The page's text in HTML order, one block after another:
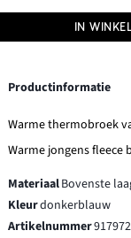
IN
Productinformatie
Warme thermobroek
Warme jongens fleece
MateriaalBovenste
Kleurdonkerblauw
Artikelnummer